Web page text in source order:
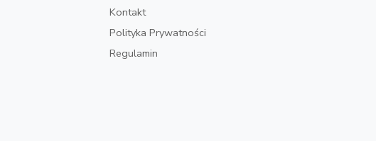
Kontakt
Polityka Prywatności
Regulamin